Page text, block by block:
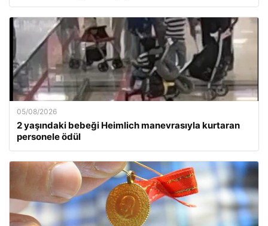
05/08/2026
2 yaşındaki bebeği Heimlich manevrasıyla kurtaran
personele ödül